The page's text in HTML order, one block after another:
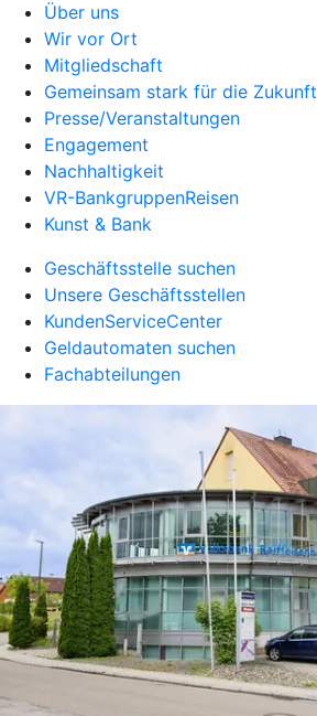
Über uns
Wir vor Ort
Mitgliedschaft
Gemeinsam stark für die Zukunft
Presse/Veranstaltungen
Engagement
Nachhaltigkeit
VR-BankgruppenReisen
Kunst & Bank
Geschäftsstelle suchen
Unsere Geschäftsstellen
KundenServiceCenter
Geldautomaten suchen
Fachabteilungen